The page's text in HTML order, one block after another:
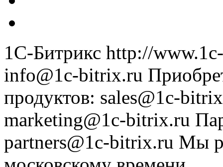
1С-Битрикс http://
info@1c-bitrix.ru
продуктов: sales@1c-
marketing@1c-bitrix.ru
partners@1c-bitrix.ru Мы